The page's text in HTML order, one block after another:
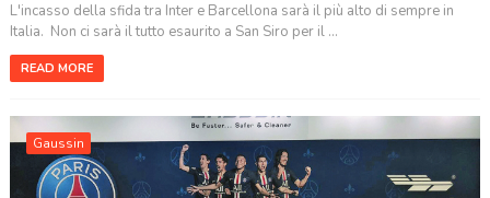
L'incasso della sfida tra Inter e Barcellona sarà il più alto di sempre in
Italia. Non ci sarà il tutto esaurito a San Siro per il ...
READ MORE
Gaussin